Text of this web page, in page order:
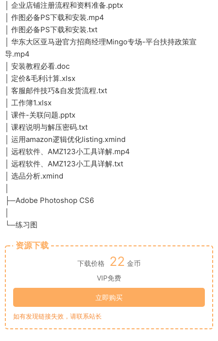
│ 企业店铺注册流程和资料准备.pptx
│ 作图必备PS下载和安装.mp4
│ 作图必备PS下载和安装.txt
│ 华东大区亚马逊官方招商经理Mingo专场-平台扶持政策宣
导.mp4
│ 安装教程必看.doc
│ 定价&毛利计算.xlsx
│ 客服邮件技巧&自发货流程.txt
│ 工作簿1.xlsx
│ 课件-关联问题.pptx
│ 课程说明与解压密码.txt
│ 运用amazon逻辑优化listing.xmind
│ 远程软件、AMZ123小工具详解.mp4
│ 远程软件、AMZ123小工具详解.txt
│ 选品分析.xmind
├─Adobe Photoshop CS6
└─练习图
资源下载
下载价格 22 金币
VIP免费
立即购买
如有发现链接失效，请联系站长